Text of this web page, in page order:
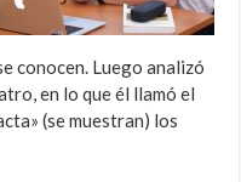
conocen. Luego analizó
en lo que él llamó el
(se muestran) los